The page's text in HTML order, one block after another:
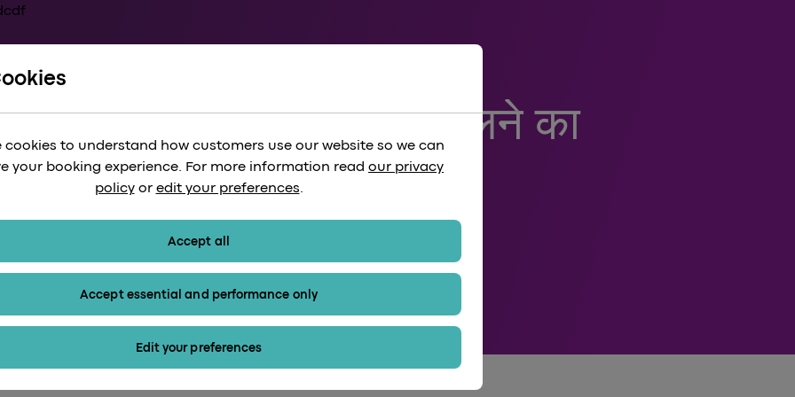
आपके सामान को संभालने का
cookies to understand how customers use our website so we can
your booking experience. For more information read our privacy
policyor edit your preferences.
Accept all
Accept essential and performance only
Edit your preferences